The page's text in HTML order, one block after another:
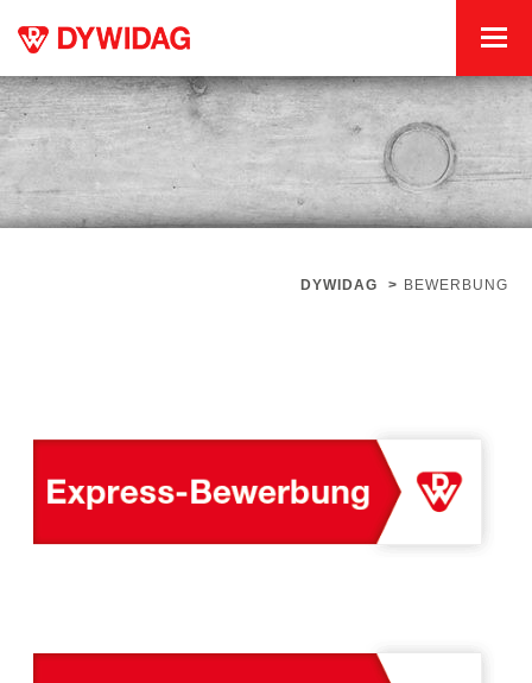
DYWIDAG > BEWERBUNG